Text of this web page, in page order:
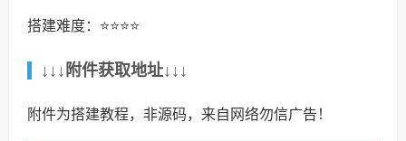
搭建难度：⭐⭐⭐⭐
↓↓↓附件获取地址↓↓↓
附件为搭建教程，非源码，来自网络勿信广告！